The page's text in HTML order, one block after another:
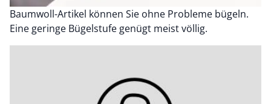
Baumwoll-Artikel können Sie ohne Probleme bügeln.
Eine geringe Bügelstufe genügt meist völlig.